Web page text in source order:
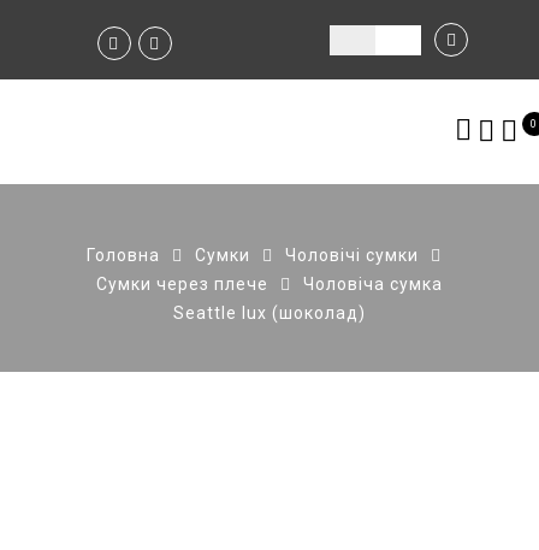
0
Головна Сумки
Чоловічі сумки
Сумки через плече
Чоловіча сумка
Seattle lux (шоколад)